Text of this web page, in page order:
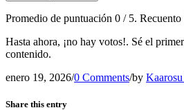
Promedio de puntuación 0 / 5. Recuento
Hasta ahora, ¡no hay votos!. Sé el
contenido.
enero 19, 2026/0 Comments/by
Share this entry